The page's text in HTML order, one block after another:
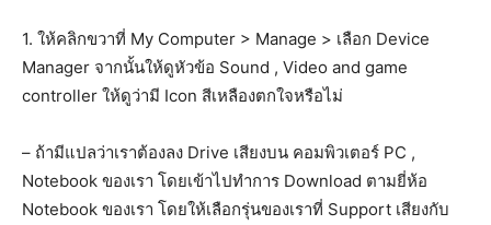
1. ให้คลิกขวาที่ My Computer > Manage > เลือก Device
Manager จากนั้นให้ดูหัวข้อ Sound , Video and game
controller ให้ดูว่ามี Icon สีเหลืองตกใจหรือไม่
– ถ้ามีแปลว่าเราต้องลง Drive เสียงบน คอมพิวเตอร์ PC ,
Notebook ของเรา โดยเข้าไปทำการ Download ตามยี่ห้อ
Notebook ของเรา โดยให้เลือกรุ่นของเราที่ Support เสียงกับ